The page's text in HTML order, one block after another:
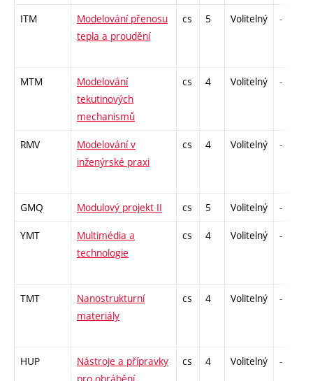
ITM
Modelování přenosu
tepla a proudění
cs 5 Volitelný -
MTM
Modelování
tekutinových
mechanismů
cs 4 Volitelný -
RMV
Modelování v
inženýrské praxi
cs 4 Volitelný -
GMQ Modulový projekt II cs 5 Volitelný -
YMT
Multimédia a
technologie
cs 4 Volitelný -
TMT
Nanostrukturní
materiály
cs 4 Volitelný -
HUP
Nástroje a přípravky
cs 4 Volitelný -